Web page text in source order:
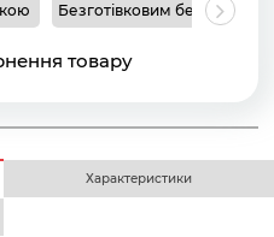
Безготівковим без ПДВ
товару
Характеристики